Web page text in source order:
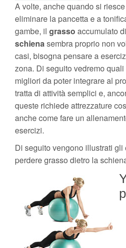
A volte, anche quando si
eliminare la pancetta e a
gambe, il grasso accumulato
schienasembra proprio non
casi, bisogna pensare a
zona. Di seguito vedremo
migliori da poter integrare al
tratta di attività semplici e,
queste richiede attrezzature
anche come fare un
esercizi.
Di seguito vengono illustrati
perdere grasso dietro la